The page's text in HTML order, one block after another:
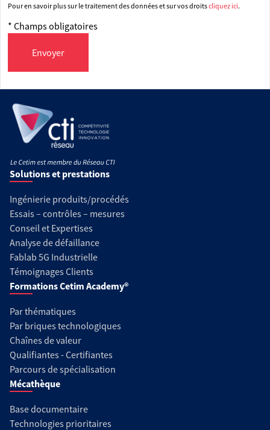
Pour en savoir plus sur le traitement des données et sur vos droitscliquez ici.
* Champs obligatoires
Envoyer
Solutions et prestations
Ingénierie produits/procédés
Essais – contrôles – mesures
Conseil et Expertises
Analyse de défaillance
Fablab 5G Industrielle
Témoignages Clients
Formations Cetim Academy®
Par thématiques
Par briques technologiques
Chaînes de valeur
Qualifiantes - Certifiantes
Parcours de spécialisation
Mécathèque
Base documentaire
Technologies prioritaires